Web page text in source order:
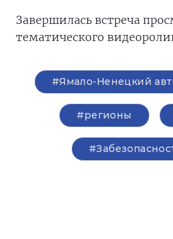
Завершилась встреча
тематического
#Ямало-Ненецкий
#регионы